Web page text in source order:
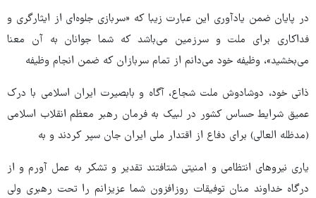
در پایان ضمن یادآوری این عبارت زیبا که «سربازی جلوه‌ای از ایثارگری و
فداکاری برای ملت و سرزمین می‌باشد که شما جوانان به آن معنا
می‌بخشید»، وظیفه خود می‌دانم از تمام سربازان که ضمن انجام وظیفه
ذاتی خود، دوشادوش ملت شجاع، آگاه و بابصیرت ایران اسلامی با درک
عمیق شرایط حساس کشور در لبیک به فرمان رهبر معظم انقلاب اسلامی
(مدظله العالی) برای دفاع از اقتدار ملی ایران جان سپر کردند و به
یاری نیروهای انتظامی و امنیتی شتافتند تقدیر و تشکر به عمل آورم و از
درگاه خداوند منان توفیقات روزافزون شما عزیزانم را تحت رهبری ولی